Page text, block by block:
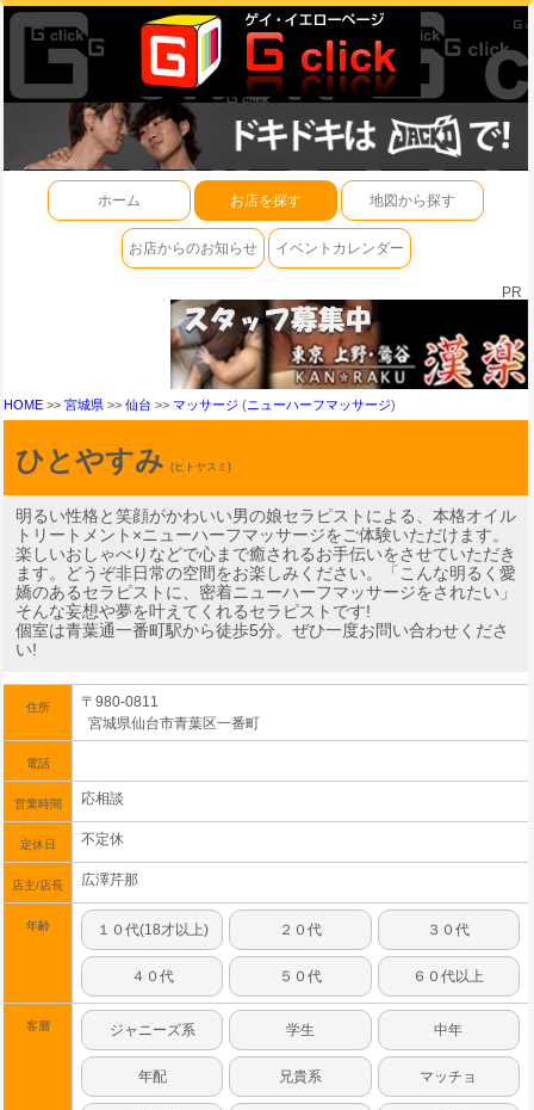
ホーム お店を探す 地図から探す
お店からのお知らせ イベントカレンダー
PR
HOME >> 宮城県 >> 仙台 >> マッサージ (ニューハーフマッサージ)
ひとやすみ (ヒトヤスミ)
明るい性格と笑顔がかわいい男の娘セラピストによる、本格オイル
トリートメント×ニューハーフマッサージをご体験いただけます。
楽しいおしゃべりなどで心まで癒されるお手伝いをさせていただき
ます。どうぞ非日常の空間をお楽しみください。「こんな明るく愛
嬌のあるセラピストに、密着ニューハーフマッサージをされたい」
そんな妄想や夢を叶えてくれるセラピストです!
個室は青葉通一番町駅から徒歩5分。ぜひ一度お問い合わせくださ
い!
住所
〒980-0811
宮城県仙台市青葉区一番町
電話
営業時間 応相談
定休日 不定休
店主/店長 広澤芹那
年齢 １０代(18才以上) ２０代 ３０代
４０代 ５０代 ６０代以上
客層 ジャニーズ系 学生 中年
年配 兄貴系 マッチョ